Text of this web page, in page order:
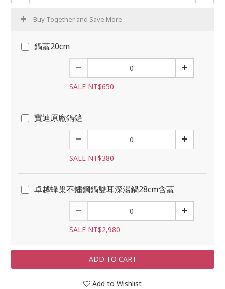
Buy Together and Save More
鍋蓋20cm
SALE NT$650
寶迪原廠鍋鏟
SALE NT$380
卓越蜂巢不鏽鋼鍋雙耳深湯鍋28cm含蓋
SALE NT$2,980
ADD TO CART
Add to Wishlist